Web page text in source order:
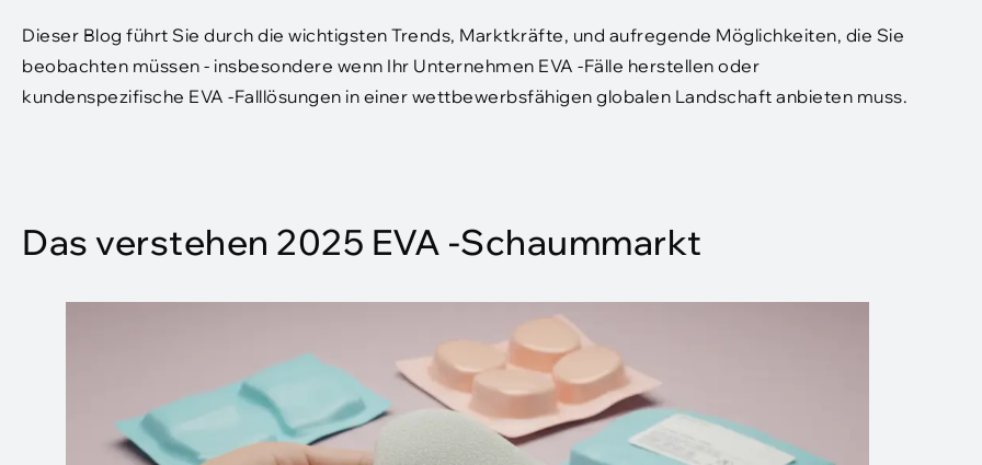
Dieser Blog führt Sie durch die wichtigsten Trends, Marktkräfte, und aufregende Möglichkeiten, die Sie
beobachten müssen - insbesondere wenn Ihr Unternehmen EVA -Fälle herstellen oder
kundenspezifische EVA -Falllösungen in einer wettbewerbsfähigen globalen Landschaft anbieten muss.
Das verstehen 2025 EVA -Schaummarkt